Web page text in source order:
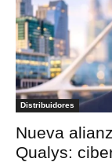
Distribuidores
Nueva
Qualys: